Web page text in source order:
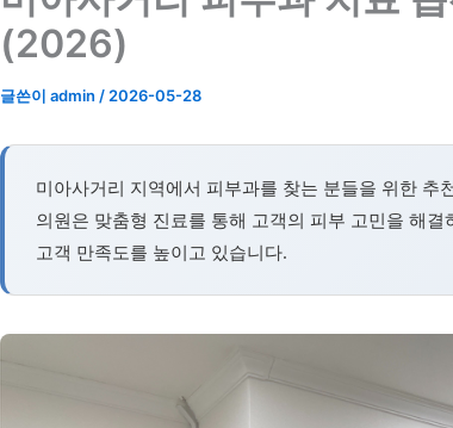
(2026)
글쓴이 admin / 2026-05-28
미아사거리 지역에서 피부과를 찾는 분들을 위한 추
의원은 맞춤형 진료를 통해 고객의 피부 고민을 해
고객 만족도를 높이고 있습니다.